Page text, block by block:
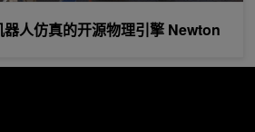
人仿真的开源物理引擎 Newton